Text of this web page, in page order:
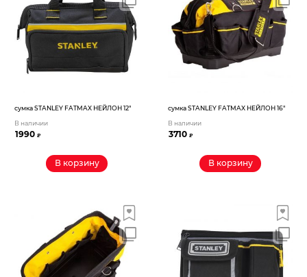
сумка STANLEY FATMAX НЕЙЛОН 12″
В наличии
1990₽
В корзину
сумка STANLEY FATMAX НЕЙЛОН 16″
В наличии
3710₽
В корзину